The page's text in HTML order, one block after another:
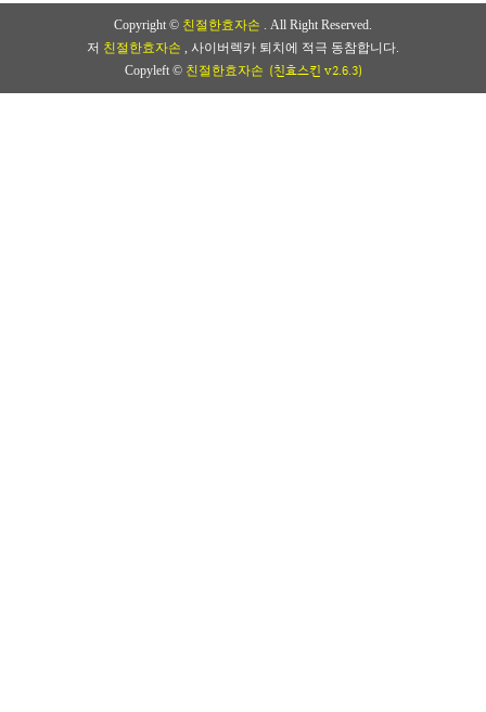
Copyright © 친절한효자손 . All Right Reserved.
저 친절한효자손 , 사이버렉카 퇴치에 적극 동참합니다.
Copyleft © 친절한효자손 (친효스킨 v2.6.3)